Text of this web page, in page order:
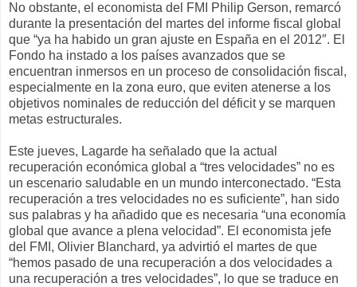
No obstante, el economista del FMI Philip Gerson, remarcó
durante la presentación del martes del informe fiscal global
que “ya ha habido un gran ajuste en España en el 2012″. El
Fondo ha instado a los países avanzados que se
encuentran inmersos en un proceso de consolidación fiscal,
especialmente en la zona euro, que eviten atenerse a los
objetivos nominales de reducción del déficit y se marquen
metas estructurales.
Este jueves, Lagarde ha señalado que la actual
recuperación económica global a “tres velocidades” no es
un escenario saludable en un mundo interconectado. “Esta
recuperación a tres velocidades no es suficiente”, han sido
sus palabras y ha añadido que es necesaria “una economía
global que avance a plena velocidad”. El economista jefe
del FMI, Olivier Blanchard, ya advirtió el martes de que
“hemos pasado de una recuperación a dos velocidades a
una recuperación a tres velocidades”, lo que se traduce en